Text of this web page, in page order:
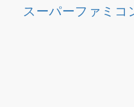
スーパーファミコ